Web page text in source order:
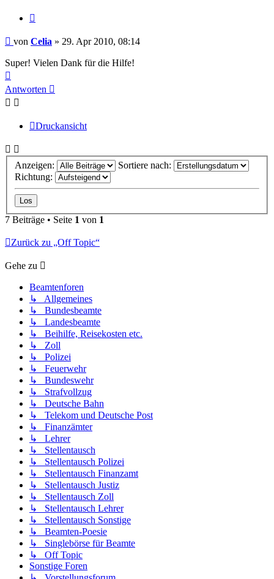
Beitrag
von Celia » 29. Apr 2010, 08:14
Super! Vielen Dank für die Hilfe!
oben
Antworten
Druckansicht
Anzeigen:
Sortiere nach:
Richtung:
7 Beiträge • Seite 1 von 1
Zurück zu „Off Topic“
Gehe zu
Beamtenforen
↳ Allgemeines
↳ Bundesbeamte
↳ Landesbeamte
↳ Beihilfe, Reisekosten etc.
↳ Zoll
↳ Polizei
↳ Feuerwehr
↳ Bundeswehr
↳ Strafvollzug
↳ Deutsche Bahn
↳ Telekom und Deutsche Post
↳ Finanzämter
↳ Lehrer
↳ Stellentausch
↳ Stellentausch Polizei
↳ Stellentausch Finanzamt
↳ Stellentausch Justiz
↳ Stellentausch Zoll
↳ Stellentausch Lehrer
↳ Stellentausch Sonstige
↳ Beamten-Poesie
↳ Singlebörse für Beamte
↳ Off Topic
Sonstige Foren